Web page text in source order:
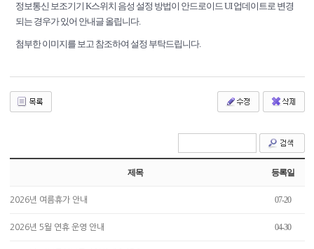
정보통신 보조기기 K스위치 음성 설정 방법이 안드로이드 UI 업데이트로 변경
되는 경우가 있어 안내글 올립니다.
첨부한 이미지를 보고 참조하여 설정 부탁드립니다.
제목 등록일
2026년 여름휴가 안내 07-20
2026년 5월 연휴 운영 안내 04-30